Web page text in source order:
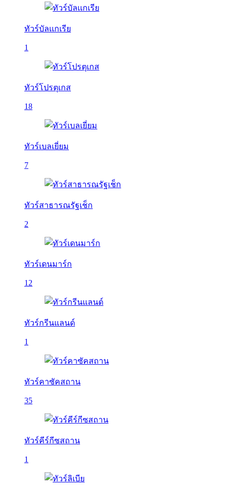
ทัวร์บัลเเกเรีย
1
ทัวร์โปรตุเกส
18
ทัวร์เบลเยี่ยม
7
ทัวร์สาธารณรัฐเช็ก
2
ทัวร์เดนมาร์ก
12
ทัวร์กรีนแลนด์
1
ทัวร์คาซัคสถาน
35
ทัวร์คีร์กีซสถาน
1